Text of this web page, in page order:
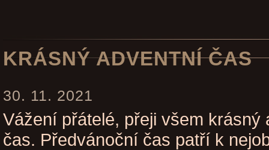
KRÁSNÝ ADVENTNÍ ČAS
30. 11. 2021
Vážení přátelé, přeji všem krásný
čas. Předvánoční čas patří k